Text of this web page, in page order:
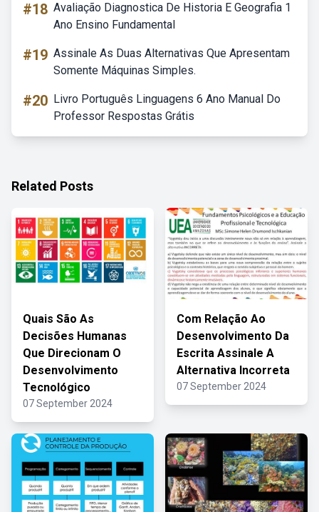
#18 Avaliação Diagnostica De Historia E Geografia 1
Ano Ensino Fundamental
#19 Assinale As Duas Alternativas Que Apresentam
Somente Máquinas Simples.
#20 Livro Português Linguagens 6 Ano Manual Do
Professor Respostas Grátis
Related Posts
Quais São As
Decisões Humanas
Que Direcionam O
Desenvolvimento
Tecnológico
07 September 2024
Com Relação Ao
Desenvolvimento Da
Escrita Assinale A
Alternativa Incorreta
07 September 2024